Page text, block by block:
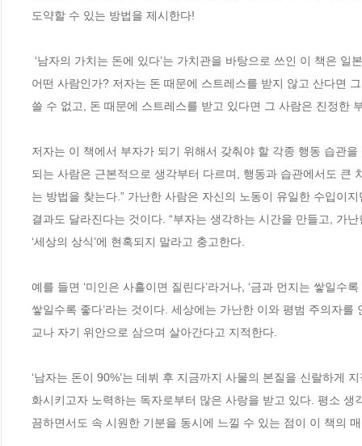
도약할 수 있는 방법을 제시한다!
어떤 사람인가? 저자는 돈 때문에 스트레스를 받지 않고 산다면
쓸 수 없고, 돈 때문에 스트레스를 받고 있다면 그 사람은 진정한
저자는 이 책에서 부자가 되기 위해서 갖춰야 할 각종 행동 습관
되는 사람은 근본적으로 생각부터 다르며, 행동과 습관에서도 큰
는 방법을 찾는다.” 가난한 사람은 자신의 노동이 유일한 수입이
결과도 달라진다는 것이다. “부자는 생각하는 시간을 만들고, 가
‘세상의 상식’에 현혹되지 말라고 충고한다.
예를 들면 ‘미인은 사흘이면 질린다’라거나, ‘금과 먼지는 쌓일수
쌓일수록 좋다’라는 것이다. 세상에는 가난한 이와 평범 주의자
교나 자기 위안으로 삼으며 살아간다고 지적한다.
‘남자는 돈이 90%’는 데뷔 후 지금까지 사물의 본질을 신랄하게
화시키고자 노력하는 독자로부터 많은 사랑을 받고 있다. 평소
끔하면서도 속 시원한 기분을 동시에 느낄 수 있는 점이 이 책의